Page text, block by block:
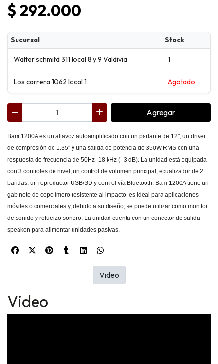
$ 292.000
Sucursal Stock
Walter schmitd 311 local 8 y 9 Valdivia 1
Los carrera 1062 local 1 Agotado
Agregar
Bam 1200A es un altavoz autoamplificado con un parlante de 12", un driver
de compresión de 1.35" y una salida de potencia de 350W RMS con una
respuesta de frecuencia de 50Hz -18 kHz (–3 dB). La unidad está equipada
con 3 controles de nivel, un control de volumen principal, ecualizador de 2
bandas, un reproductor USB/SD y control vía Bluetooth. Bam 1200A tiene un
gabinete de copolímero resistente al impacto, es ideal para aplicaciones
móviles o comerciales y, debido a su diseño, se puede utilizar como monitor
de sonido y refuerzo sonoro. La unidad cuenta con un conector de salida
speakon para alimentar unidades pasivas.
Video
Video